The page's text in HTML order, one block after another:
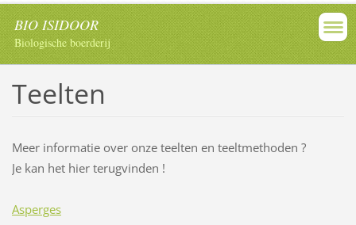
BIO ISIDOOR
Biologische boerderij
Teelten
Meer informatie over onze teelten en teeltmethoden ?
Je kan het hier terugvinden !
Asperges